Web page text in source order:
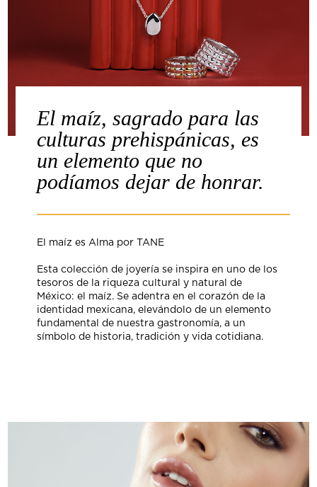
El maíz, sagrado para las
culturas prehispánicas, es
un elemento que no
podíamos dejar de honrar.
El maíz es Alma por TANE
Esta colección de joyería se inspira en uno de los
tesoros de la riqueza cultural y natural de
México: el maíz. Se adentra en el corazón de la
identidad mexicana, elevándolo de un elemento
fundamental de nuestra gastronomía, a un
símbolo de historia, tradición y vida cotidiana.